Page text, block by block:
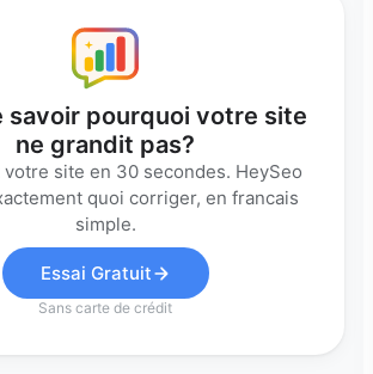
savoir pourquoi votre site
ne grandit pas?
site en 30 secondes. HeySeo
quoi corriger, en francais
simple.
Essai Gratuit
Sans carte de crédit